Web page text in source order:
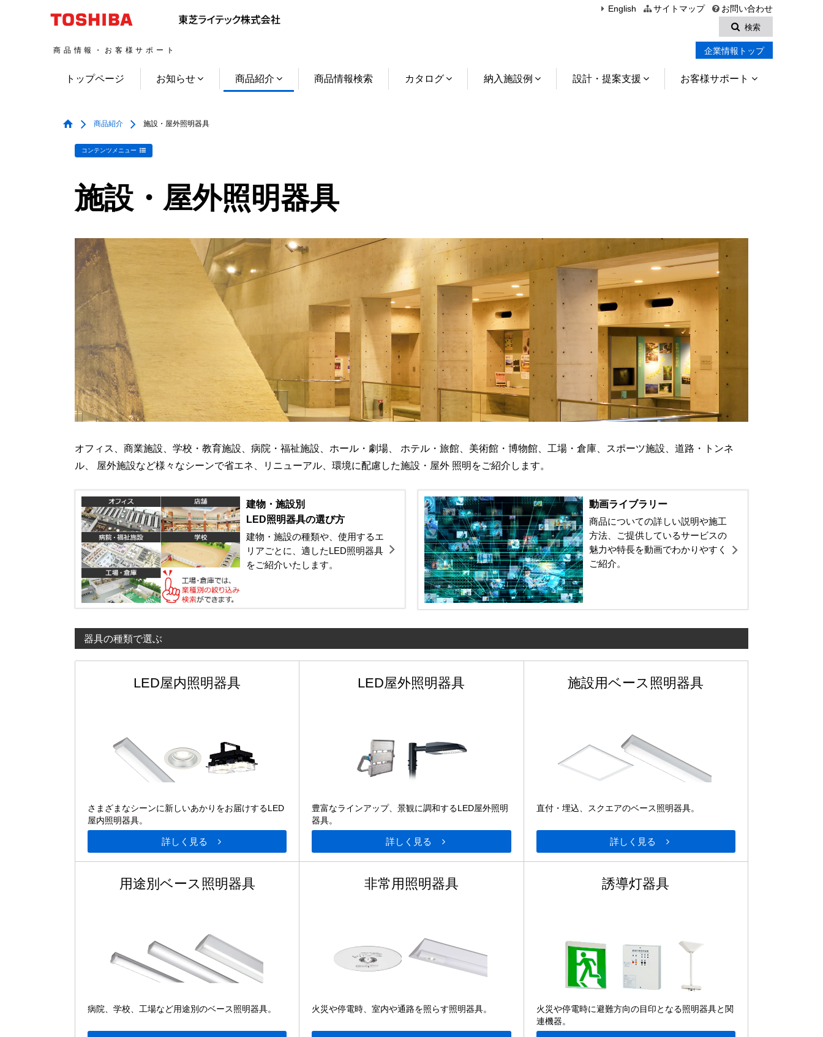
English サイトマップ
お問い合わせ
検索
商品情報・お客様サポート 企業情報トップ
トップページ お知らせ 商品紹介 商品情報検索 カタログ 納入施設例 設計・提案支援 お客様サポート
商品紹介 施設・屋外照明器具
コンテンツメニュー
施設・屋外照明器具
オフィス、商業施設、学校・教育施設、病院・福祉施設、ホール・劇場、 ホテル・旅館、美術館・博物館、工場・倉庫、スポーツ施設、道路・トンネ
ル、 屋外施設など様々なシーンで省エネ、リニューアル、環境に配慮した施設・屋外 照明をご紹介します。
建物・施設別
LED照明器具の選び方
建物・施設の種類や、使用するエ
リアごとに、適したLED照明器具
をご紹介いたします。
動画ライブラリー
商品についての詳しい説明や施工
方法、ご提供しているサービスの
魅力や特長を動画でわかりやすく
ご紹介。
器具の種類で選ぶ
LED屋内照明器具
さまざまなシーンに新しいあかりをお届けするLED
屋内照明器具。
詳しく見る
LED屋外照明器具
豊富なラインアップ、景観に調和するLED屋外照明
器具。
詳しく見る
施設用ベース照明器具
直付・埋込、スクエアのベース照明器具。
詳しく見る
用途別ベース照明器具
病院、学校、工場など用途別のベース照明器具。
非常用照明器具
火災や停電時、室内や通路を照らす照明器具。
誘導灯器具
火災や停電時に避難方向の目印となる照明器具と関
連機器。